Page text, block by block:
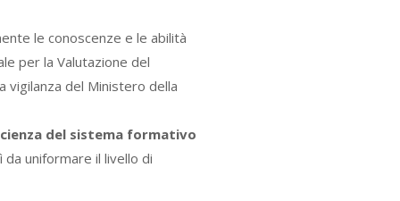
le conoscenze e le abilità
per la Valutazione del
vigilanza del Ministero della
del sistema formativo
uniformare il livello di